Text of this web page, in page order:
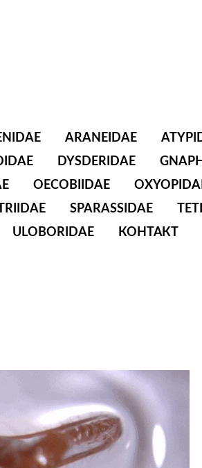
ARANEIDAE
DYSDERIDAE
OECOBIIDAE
SPARASSIDAE
ULOBORIDAE КОНТАКТ